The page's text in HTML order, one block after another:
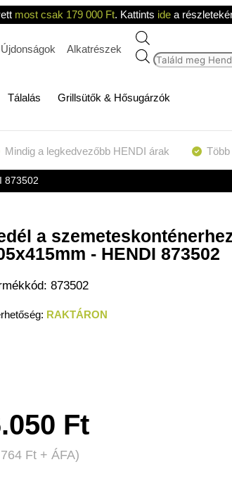
most csak 179 000 Ft. Kattints idea
Újdonságok Alkatrészek
Tálalás Grillsütők & Hősugárzók
Mindig a legkedvezőbb HENDI árak
873502
a
- HENDI 873502
873502
RAKTÁRON
Ft
Ft + ÁFA)